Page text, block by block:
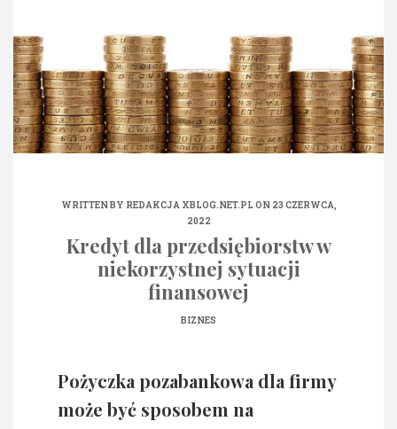
WRITTEN BY REDAKCJA XBLOG.NET.PL ON 23 CZERWCA,
2022
Kredyt dla przedsiębiorstw w
niekorzystnej sytuacji
finansowej
BIZNES
Pożyczka pozabankowa dla firmy
może być sposobem na